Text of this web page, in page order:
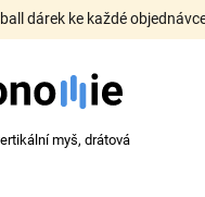
dárek ke každé
myš, drátová